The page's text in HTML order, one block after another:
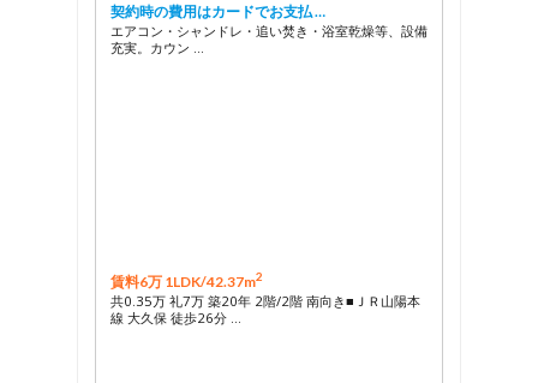
契約時の費用はカードでお支払 …
エアコン・シャンドレ・追い焚き・浴室乾燥等、設備
充実。カウン …
賃料6万 1LDK/42.37m2
共0.35万 礼7万 築20年 2階/2階 南向き■ＪＲ山陽本
線 大久保 徒歩26分 …